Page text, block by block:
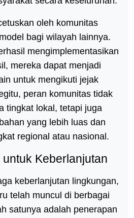
oleh komunitas
bagi wilayah lainnya.
mengimplementasikan
mereka dapat menjadi
untuk mengikuti jejak
peran komunitas tidak
tingkat lokal, tetapi juga
yang lebih luas dan
regional atau nasional.
untuk Keberlanjutan
keberlanjutan lingkungan,
telah muncul di berbagai
satunya adalah penerapan